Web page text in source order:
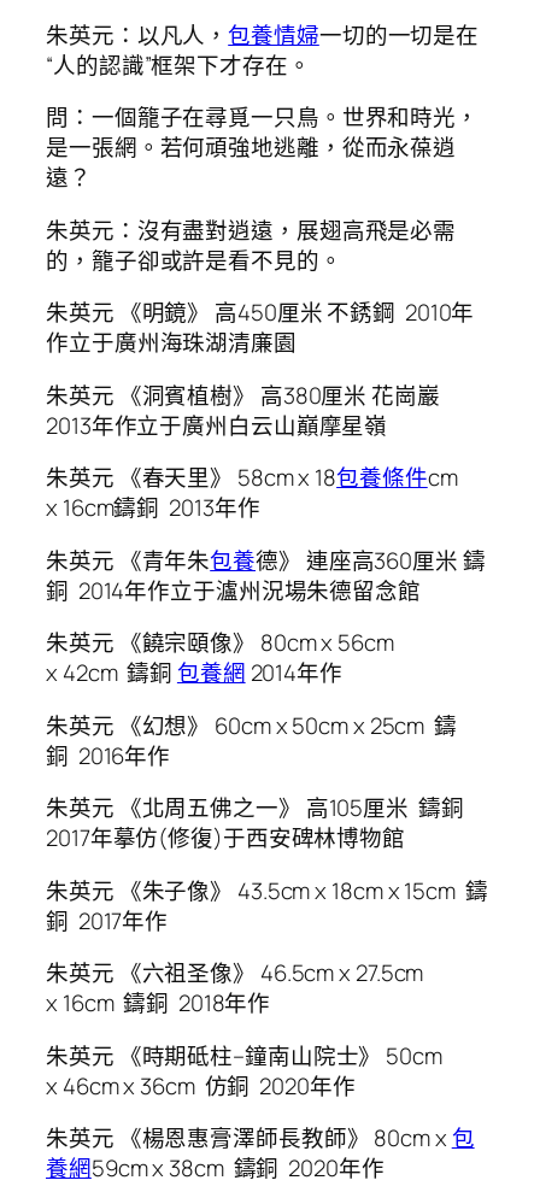
朱英元：以凡人，包養情婦一切的一切是在
“人的認識”框架下才存在。
問：一個籠子在尋覓一只鳥。世界和時光，
是一張網。若何頑強地逃離，從而永葆逍
遠？
朱英元：沒有盡對逍遠，展翅高飛是必需
的，籠子卻或許是看不見的。
朱英元 《明鏡》 高450厘米 不銹鋼 2010年
作立于廣州海珠湖清廉園
朱英元 《洞賓植樹》 高380厘米 花崗巖
2013年作立于廣州白云山巔摩星嶺
朱英元 《春天里》 58cm x 18包養條件cm
x 16cm鑄銅 2013年作
朱英元 《青年朱包養德》 連座高360厘米 鑄
銅 2014年作立于瀘州況場朱德留念館
朱英元 《饒宗頤像》 80cm x 56cm
x 42cm 鑄銅包養網 2014年作
朱英元 《幻想》 60cm x 50cm x 25cm 鑄
銅 2016年作
朱英元 《北周五佛之一》 高105厘米 鑄銅
2017年摹仿(修復)于西安碑林博物館
朱英元 《朱子像》 43.5cm x 18cm x 15cm 鑄
銅 2017年作
朱英元 《六祖圣像》 46.5cm x 27.5cm
x 16cm 鑄銅 2018年作
朱英元 《時期砥柱–鐘南山院士》 50cm
x 46cm x 36cm 仿銅 2020年作
朱英元 《楊恩惠膏澤師長教師》 80cm x包
養網59cm x 38cm 鑄銅 2020年作